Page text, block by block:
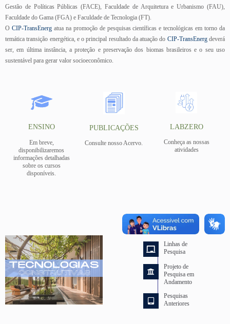
Gestão de Políticas Públicas (FACE), Faculdade de Arquitetura e Urbanismo (FAU),
Faculdade do Gama (FGA) e Faculdade de Tecnologia (FT).
O CIP-TransEnergatua na promoção de pesquisas científicas e tecnológicas em torno da
temática transição energética, e o principal resultado da atuação do CIP-TransEnergdeverá
ser, em última instância, a proteção e preservação dos biomas brasileiros e o seu uso
sustentável para gerar valor socioeconômico.
ENSINO
Em breve,
disponibilizaremos
informações detalhadas
sobre os cursos
disponíveis.
PUBLICAÇÕES
Consulte nosso Acervo.
LABZERO
Conheça as nossas
atividades
PESQUISA
Linhas de
Pesquisa
Projeto de
Pesquisa em
Andamento
Pesquisas
Anteriores